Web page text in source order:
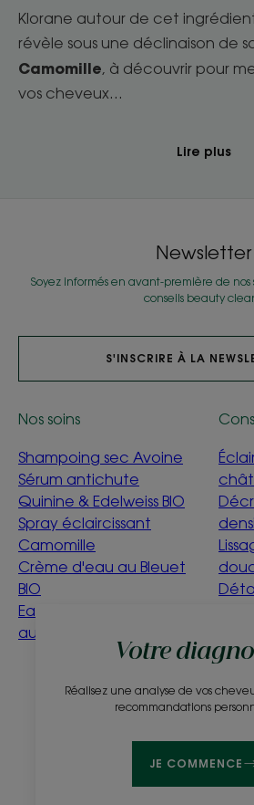
Klorane autour de cet
révèle sous une déclinaison de
Camomille, à découvrir pour
vos cheveux...
Lire plus
Votre
Réalisez une analyse de vos
recommandations
JE COMMENCE
Newsletter
Soyez informés en avant-première de nos
conseils beauty
S'INSCRIRE À LA
Nos soins
Shampoing sec Avoine
Sérum antichute
Quinine & Edelweiss BIO
Spray éclaircissant
Camomille
Crème d'eau au Bleuet
BIO
Eau nettoyante Bébé
au Calendula
À propos
Questions fréquentes